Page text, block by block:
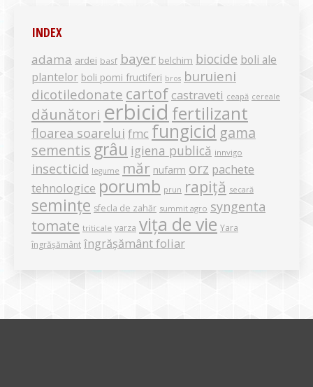
INDEX
adama ardei basf bayer belchim biocide boli ale
plantelor boli pomi fructiferi bros buruieni
dicotiledonate cartof castraveti ceapă cereale
dăunători erbicid fertilizant
floarea soarelui fmc fungicid gama
sementis grâu igiena publică innvigo
insecticid legume măr nufarm orz pachete
tehnologice porumb prun rapiță secară
semințe sfecla de zahăr summit agro syngenta
tomate triticale varza vița de vie Yara
îngrășământ îngrășământ foliar